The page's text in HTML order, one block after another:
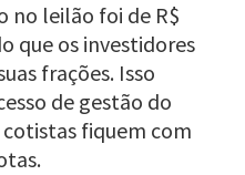
no leilão foi de R$
que os investidores
frações. Isso
de gestão do
fiquem com